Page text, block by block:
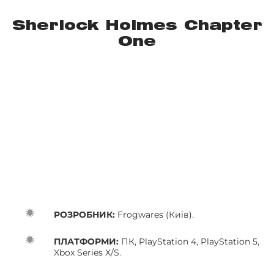
Sherlock Holmes Chapter
One
РОЗРОБНИК: Frogwares (Київ).
ПЛАТФОРМИ: ПК, PlayStation 4, PlayStation 5,
Xbox Series X/S.